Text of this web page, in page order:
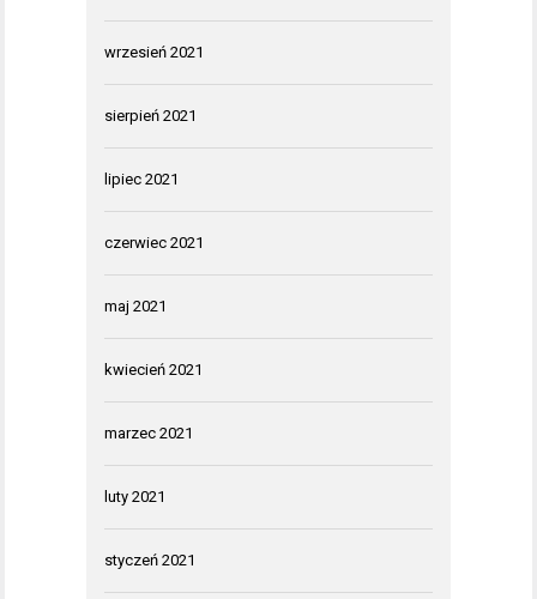
wrzesień 2021
sierpień 2021
lipiec 2021
czerwiec 2021
maj 2021
kwiecień 2021
marzec 2021
luty 2021
styczeń 2021